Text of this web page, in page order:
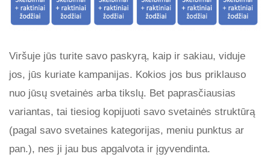
Viršuje jūs turite savo paskyrą, kaip ir sakiau, viduje
jos, jūs kuriate kampanijas. Kokios jos bus priklauso
nuo jūsų svetainės arba tikslų. Bet paprasčiausias
variantas, tai tiesiog kopijuoti savo svetainės struktūrą
(pagal savo svetaines kategorijas, meniu punktus ar
pan.), nes ji jau bus apgalvota ir įgyvendinta.